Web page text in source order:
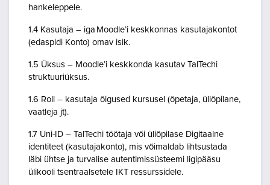
hankeleppele.
1.4 Kasutaja – iga Moodle’i keskkonnas kasutajakontot
(edaspidi Konto) omav isik.
1.5 Üksus – Moodle’i keskkonda kasutav TalTechi
struktuuriüksus.
1.6 Roll – kasutaja õigused kursusel (õpetaja, üliõpilane,
vaatleja jt).
1.7 Uni-ID – TalTechi töötaja või üliõpilase Digitaalne
identiteet (kasutajakonto), mis võimaldab lihtsustada
läbi ühtse ja turvalise autentimissüsteemi ligipääsu
ülikooli tsentraalsetele IKT ressurssidele.